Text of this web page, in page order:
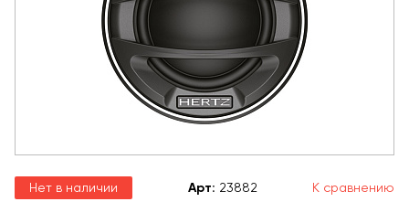
Нет в наличии Арт: 23882 К сравнению